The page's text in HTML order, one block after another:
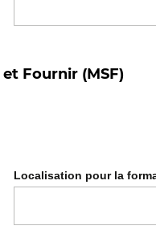
Localisation pour la